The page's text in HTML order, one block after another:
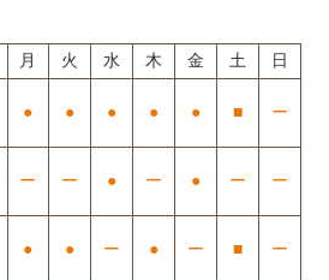
月 火 水 木 金 土 日
● ● ● ● ● ■ ー
ー ー ● ー ● ー ー
● ● ー ● ー ■ ー